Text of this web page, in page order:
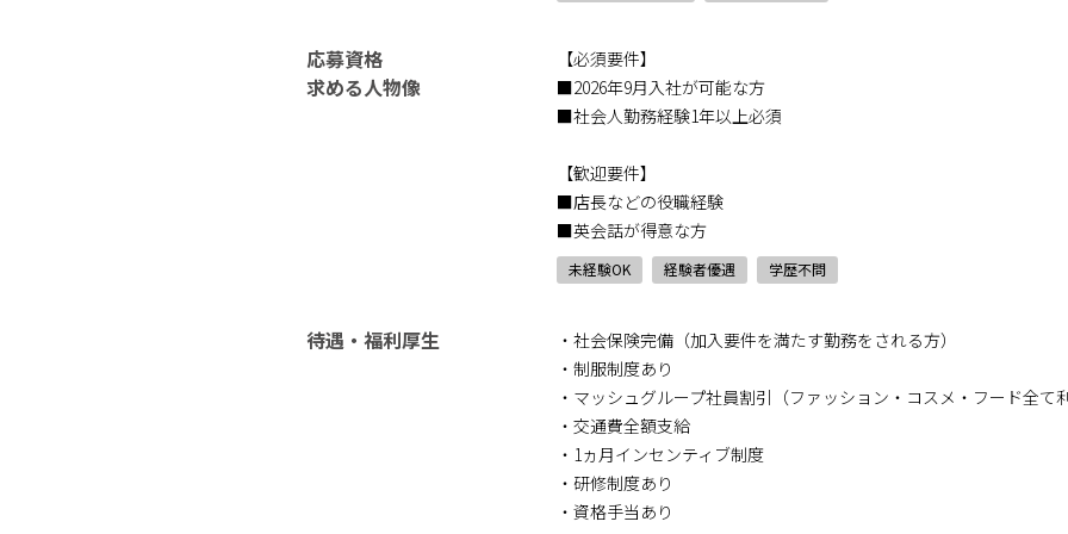
応募資格
求める人物像
【必須要件】
■2026年9月入社が可能な方
■社会人勤務経験1年以上必須
【歓迎要件】
■店長などの役職経験
■英会話が得意な方
未経験OK 経験者優遇 学歴不問
待遇・福利厚生
・社会保険完備（加入要件を満たす勤務をされる方）
・制服制度あり
・マッシュグループ社員割引（ファッション・コスメ・フード全て
・交通費全額支給
・1ヵ月インセンティブ制度
・研修制度あり
・資格手当あり